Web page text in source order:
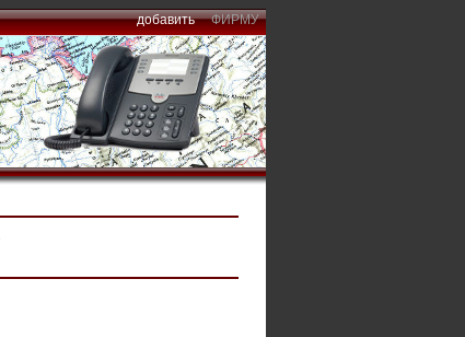
добавить ФИРМУ